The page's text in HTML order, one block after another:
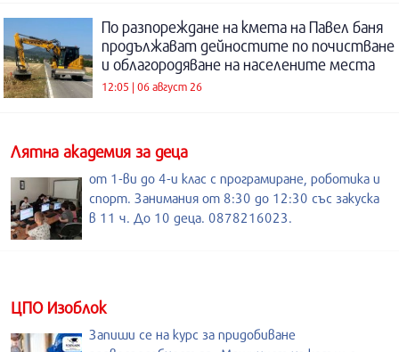
По разпореждане на кмета на Павел баня
продължават дейностите по почистване
и облагородяване на населените места
12:05 | 06 август 26
Лятна академия за деца
от 1-ви до 4-и клас с програмиране, роботика и
спорт. Занимания от 8:30 до 12:30 със закуска
в 11 ч. До 10 деца. 0878216023.
ЦПО Изоблок
Запиши се на курс за придобиване